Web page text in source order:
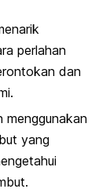
perlahan
dan
menggunakan
yang